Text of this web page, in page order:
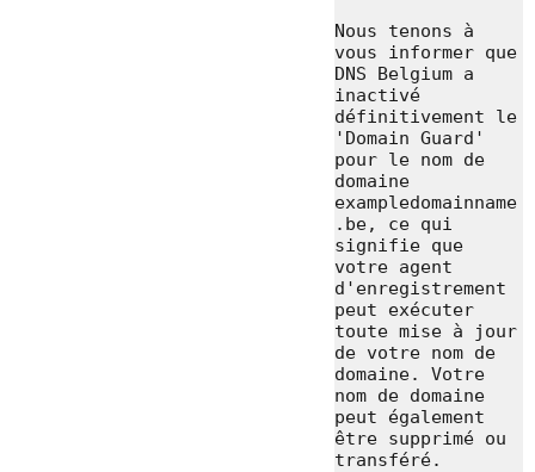
Nous tenons à
vous informer que
DNS Belgium a
inactivé
définitivement le
'Domain Guard'
pour le nom de
domaine
exampledomainname
.be, ce qui
signifie que
votre agent
d'enregistrement
peut exécuter
toute mise à jour
de votre nom de
domaine. Votre
nom de domaine
peut également
être supprimé ou
transféré.